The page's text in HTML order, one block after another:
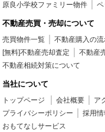
原良小学校ファミリー物件
不動産売買・売却について
売買物件一覧 不動産購入の
[無料]不動産売却査定
不動産
不動産相続対策について
当社について
トップページ 会社概要 ア
プライバシーポリシー
採用情
おもてなしサービス